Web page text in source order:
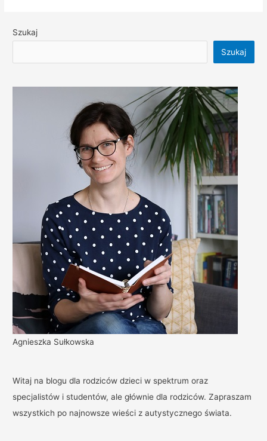
Szukaj
Szukaj
Agnieszka Sułkowska
Witaj na blogu dla rodziców dzieci w spektrum oraz
specjalistów i studentów, ale głównie dla rodziców. Zapraszam
wszystkich po najnowsze wieści z autystycznego świata.